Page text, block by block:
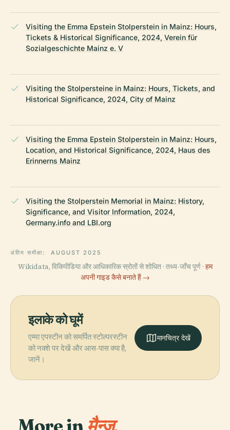
Visiting the Emma Epstein Stolperstein in Mainz: Hours,
Tickets & Historical Significance, 2024, Verein für
Sozialgeschichte Mainz e. V
Visiting the Stolpersteine in Mainz: Hours, Tickets, and
Historical Significance, 2024, City of Mainz
Visiting the Emma Epstein Stolperstein in Mainz: Hours,
Location, and Historical Significance, 2024, Haus des
Erinnerns Mainz
Visiting the Stolperstein Memorial in Mainz: History,
Significance, and Visitor Information, 2024,
Germany.info and LBI.org
अंतिम समीक्षा: AUGUST 2025
Wikidata, विकिपीडिया और आधिकारिक स्रोतों से शोधित · तथ्य-जाँच पूर्ण · हम
अपनी गाइड कैसे बनाते हैं →
इलाके को घूमें
एम्मा एपस्टीन को समर्पित स्टोल्परस्टीन
को नक्शे पर देखें और आस-पास क्या है,
जानें।
मानचित्र देखें